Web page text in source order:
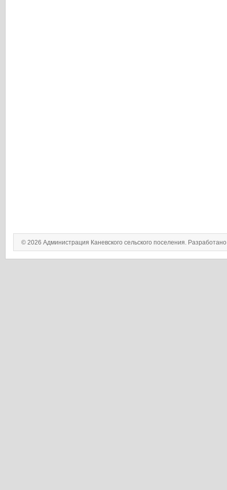
© 2026 Администрация Каневского сельского поселения.